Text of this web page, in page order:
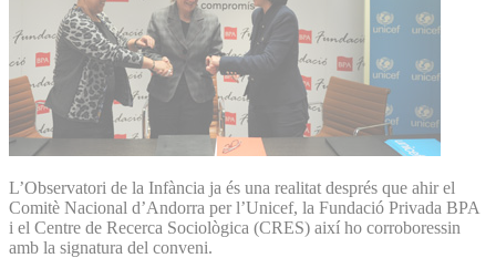
L’Observatori de la Infància ja és una realitat després que ahir el
Comitè Nacional d’Andorra per l’Unicef, la Fundació Privada BPA
i el Centre de Recerca Sociològica (CRES) així ho corroboressin
amb la signatura del conveni.